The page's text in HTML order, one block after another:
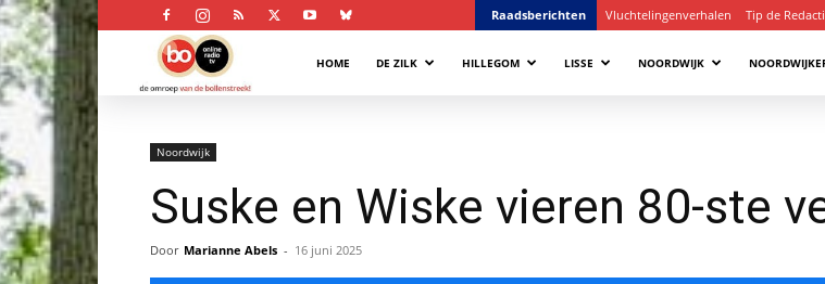
Raadsberichten Vluchtelingenverhalen Tip de
Bollenstreek
HOME DE ZILK HILLEGOM LISSE NOORDWIJK
Noordwijk
Suske en Wiske vieren 80-ste
Door Marianne Abels - 16 juni 2025